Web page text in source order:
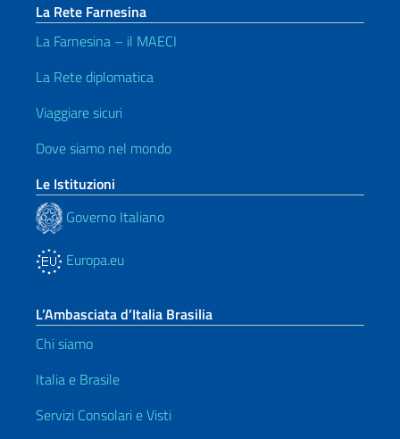
La Rete Farnesina
La Farnesina – il MAECI
La Rete diplomatica
Viaggiare sicuri
Dove siamo nel mondo
Le Istituzioni
Governo Italiano
Europa.eu
L’Ambasciata d’Italia Brasilia
Chi siamo
Italia e Brasile
Servizi Consolari e Visti